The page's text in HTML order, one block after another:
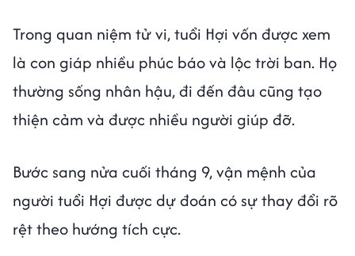
Trong quan niệm tử vi, tuổi Hợi vốn được xem
là con giáp nhiều phúc báo và lộc trời ban. Họ
thường sống nhân hậu, đi đến đâu cũng tạo
thiện cảm và được nhiều người giúp đỡ.
Bước sang nửa cuối tháng 9, vận mệnh của
người tuổi Hợi được dự đoán có sự thay đổi rõ
rệt theo hướng tích cực.